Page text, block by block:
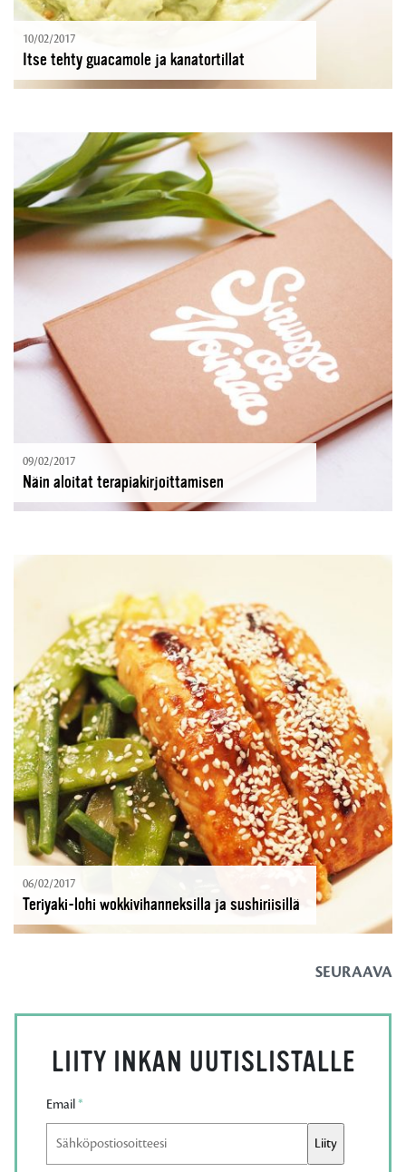
10/02/2017
Itse tehty guacamole ja kanatortillat
09/02/2017
Näin aloitat terapiakirjoittamisen
06/02/2017
Teriyaki-lohi wokkivihanneksilla ja sushiriisillä
SEURAAVA
LIITY INKAN UUTISLISTALLE
Email*